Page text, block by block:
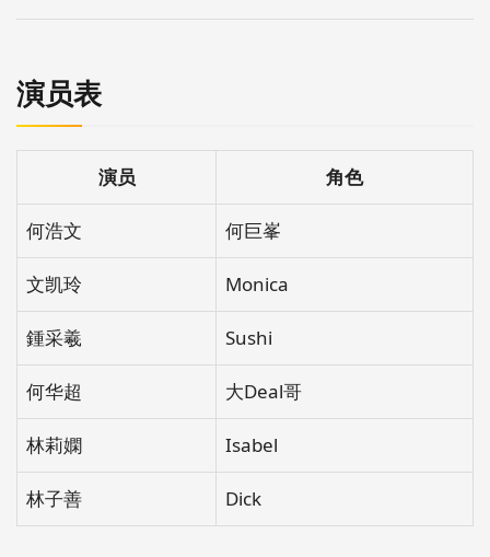
演员表
演员 角色
何浩文 何巨峯
文凯玲 Monica
鍾采羲 Sushi
何华超 大Deal哥
林莉嫻 Isabel
林子善 Dick